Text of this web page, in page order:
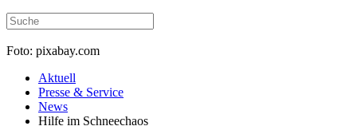
Foto: pixabay.com
Aktuell
Presse & Service
News
Hilfe im Schneechaos